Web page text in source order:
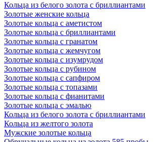
Кольца из белого золота с бриллиантами
Золотые женские кольца
Золотые кольца с аметистом
Золотые кольца с бриллиантами
Золотые кольца с гранатом
Золотые кольца с жемчугом
Золотые кольца с изумрудом
Золотые кольца с рубином
Золотые кольца с сапфиром
Золотые кольца с топазами
Золотые кольца с фианитами
Золотые кольца с эмалью
Кольца из белого золота с бриллиантами
Кольца из желтого золота
Мужские золотые кольца